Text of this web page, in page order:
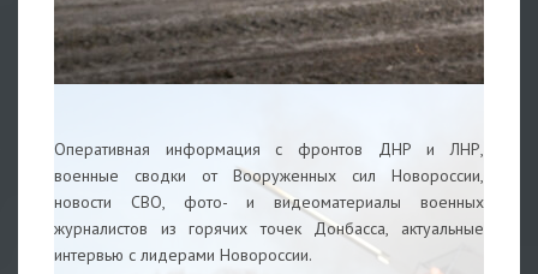
Оперативная информация с фронтов ДНР и ЛНР,
военные сводки от Вооруженных сил Новороссии,
новости СВО, фото- и видеоматериалы военных
журналистов из горячих точек Донбасса, актуальные
интервью с лидерами Новороссии.